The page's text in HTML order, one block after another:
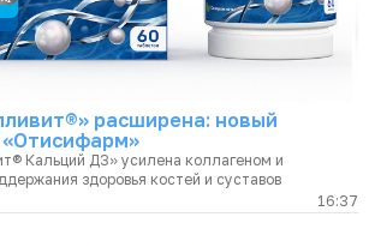
расширена: новый
Кальций Д3» усилена коллагеном и
здоровья костей и суставов
16:37